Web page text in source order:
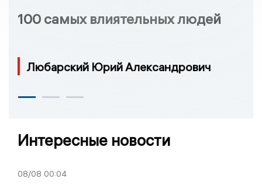
100 самых влиятельных людей
Любарский Юрий Александрович
Интересные новости
08/08 00:04